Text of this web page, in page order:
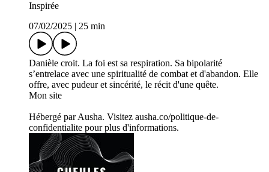
Inspirée
07/02/2025
25 min
Danièle croit. La foi est sa respiration. Sa bipolarité
s’entrelace avec une spiritualité de combat et d'abandon. Elle
offre, avec pudeur et sincérité, le récit d'une quête.
Mon site
Hébergé par Ausha. Visitez ausha.co/politique-de-
confidentialite pour plus d'informations.